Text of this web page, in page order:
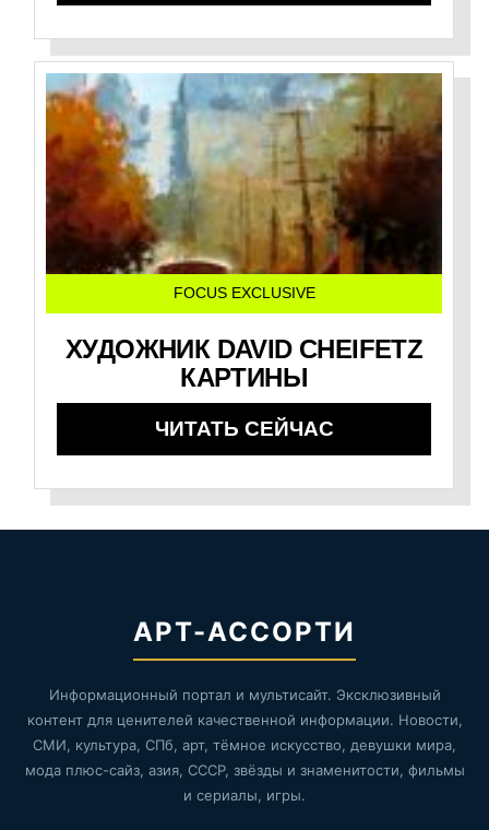
FOCUS EXCLUSIVE
ХУДОЖНИК DAVID CHEIFETZ
КАРТИНЫ
ЧИТАТЬ СЕЙЧАС
АРТ-АССОРТИ
Информационный портал и мультисайт. Эксклюзивный
контент для ценителей качественной информации. Новости,
СМИ, культура, СПб, арт, тёмное искусство, девушки мира,
мода плюс-сайз, азия, СССР, звёзды и знаменитости, фильмы
и сериалы, игры.